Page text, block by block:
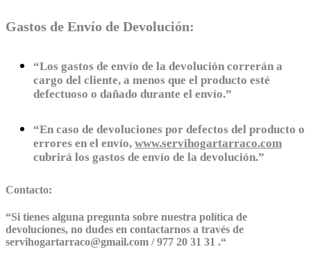
Gastos de Envío de Devolución:
“Los gastos de envío de la devolución correrán a
cargo del cliente, a menos que el producto esté
defectuoso o dañado durante el envío.”
“En caso de devoluciones por defectos del producto o
errores en el envío, www.servihogartarraco.com
cubrirá los gastos de envío de la devolución.”
Contacto:
“Si tienes alguna pregunta sobre nuestra política de
devoluciones, no dudes en contactarnos a través de
servihogartarraco@gmail.com / 977 20 31 31 .“